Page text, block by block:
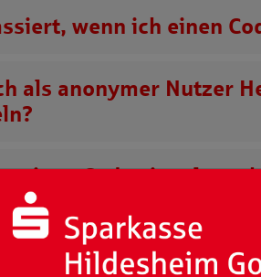
wenn ich einen
als anonymer Nutzer
einen Code eingelöst
Was passiert mit
?